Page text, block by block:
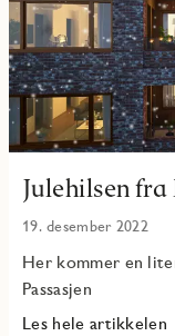
Julehilsen fra
19. desember 2022
Her kommer en
Passasjen
Les hele artikkelen